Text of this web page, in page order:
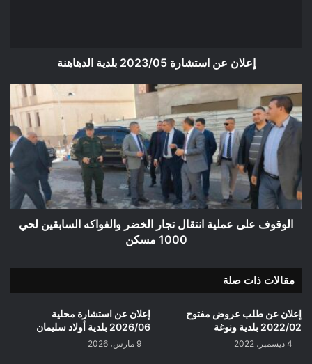
إعلان عن استشارة 2023/05 بلدية الدهاهنة
الوقوف
على
عملية
انتقال
والفواكه
السابقين
لحي
1000
الوقوف على عملية انتقال تجار الخضر والفواكه السابقين لحي
1000 مسكن
مقالات ذات صلة
إعلان عن طلب عروض مفتوح
2022/02 بلدية ونوغة
4 ديسمبر، 2022
إعلان عن استشارة محلية
2026/06 بلدية أولاد سليمان
9 مارس، 2026